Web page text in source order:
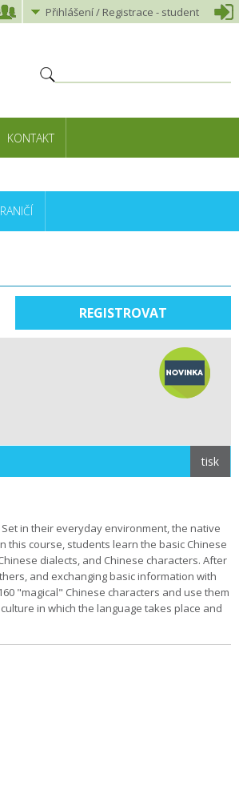
Přihlášení/ Registrace - student
KONTAKT
REGISTROVAT
tisk
in their everyday environment, the native
this course, students learn the basic Chinese
dialects, and Chinese characters. After
and exchanging basic information with
"magical" Chinese characters and use them
in which the language takes place and